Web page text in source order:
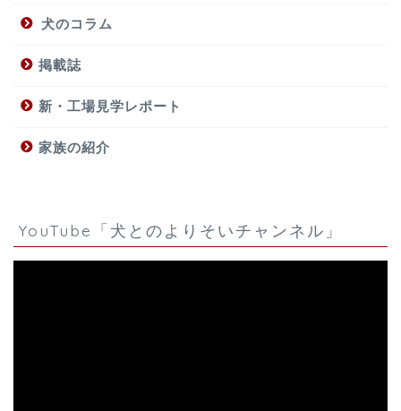
犬のコラム
掲載誌
新・工場見学レポート
家族の紹介
YouTube「犬とのよりそいチャンネル」